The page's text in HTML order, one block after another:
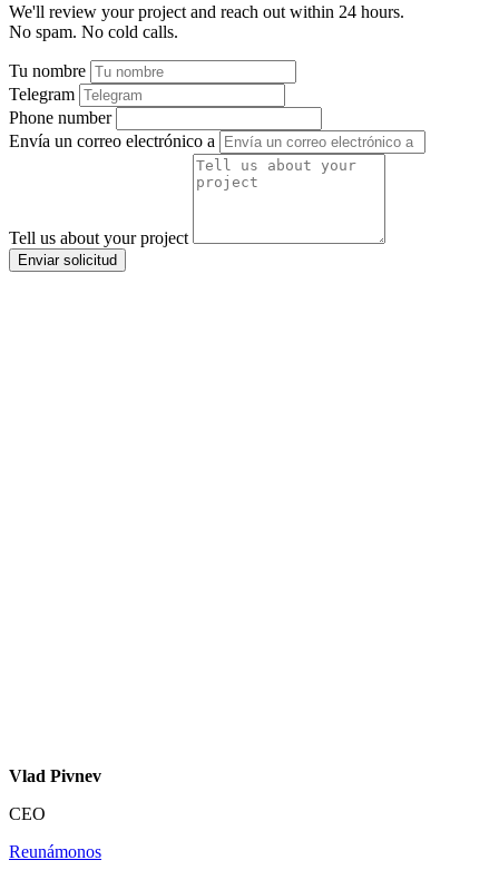
We'll review your project and reach out within 24 hours.
No spam. No cold calls.
Tu nombre
Telegram
Phone number
Envía un correo electrónico a
Tell us about your project
Enviar solicitud
Vlad Pivnev
CEO
Reunámonos